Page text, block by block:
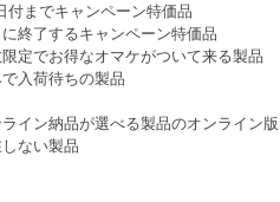
付までキャンペーン特価品
終了するキャンペーン特価品
定でお得なオマケがついて来る製品
入荷待ちの製品
イン納品が選べる製品のオンライン版
ない製品